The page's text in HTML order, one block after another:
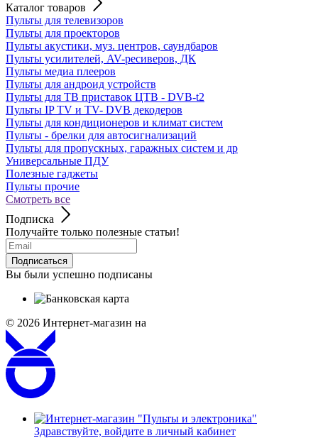
Каталог товаров
Пульты для телевизоров
Пульты для проекторов
Пульты акустики, муз. центров, саундбаров
Пульты усилителей, AV-ресиверов, ДК
Пульты медиа плееров
Пульты для андроид устройств
Пульты для ТВ приставок ЦТВ - DVB-t2
Пульты IP TV и TV- DVB декодеров
Пульты для кондиционеров и климат систем
Пульты - брелки для автосигнализаций
Пульты для пропускных, гаражных систем и др
Универсальные ПДУ
Полезные гаджеты
Пульты прочие
Смотреть все
Подписка
Получайте только полезные статьи!
Подписаться
Вы были успешно подписаны
© 2026 Интернет-магазин на
Здравствуйте, войдите в личный кабинет